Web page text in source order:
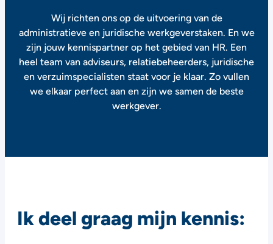
Wij richten ons op de uitvoering van de
administratieve en juridische werkgeverstaken. En we
zijn jouw kennispartner op het gebied van HR. Een
heel team van adviseurs, relatiebeheerders, juridische
en verzuimspecialisten staat voor je klaar. Zo vullen
we elkaar perfect aan en zijn we samen de beste
werkgever.
Ik deel graag mijn kennis: